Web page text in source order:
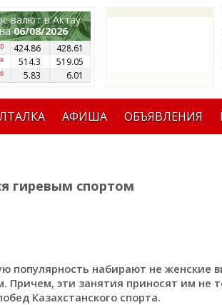
валют в Актау
на06/08/2026
424.86
428.61
514.3
519.05
5.83
6.01
АФИША ОБЪЯВЛЕНИЯ
гиревым спортом
популярность набирают не женские
Причем, эти занятия приносят им не
Казахстанского спорта.